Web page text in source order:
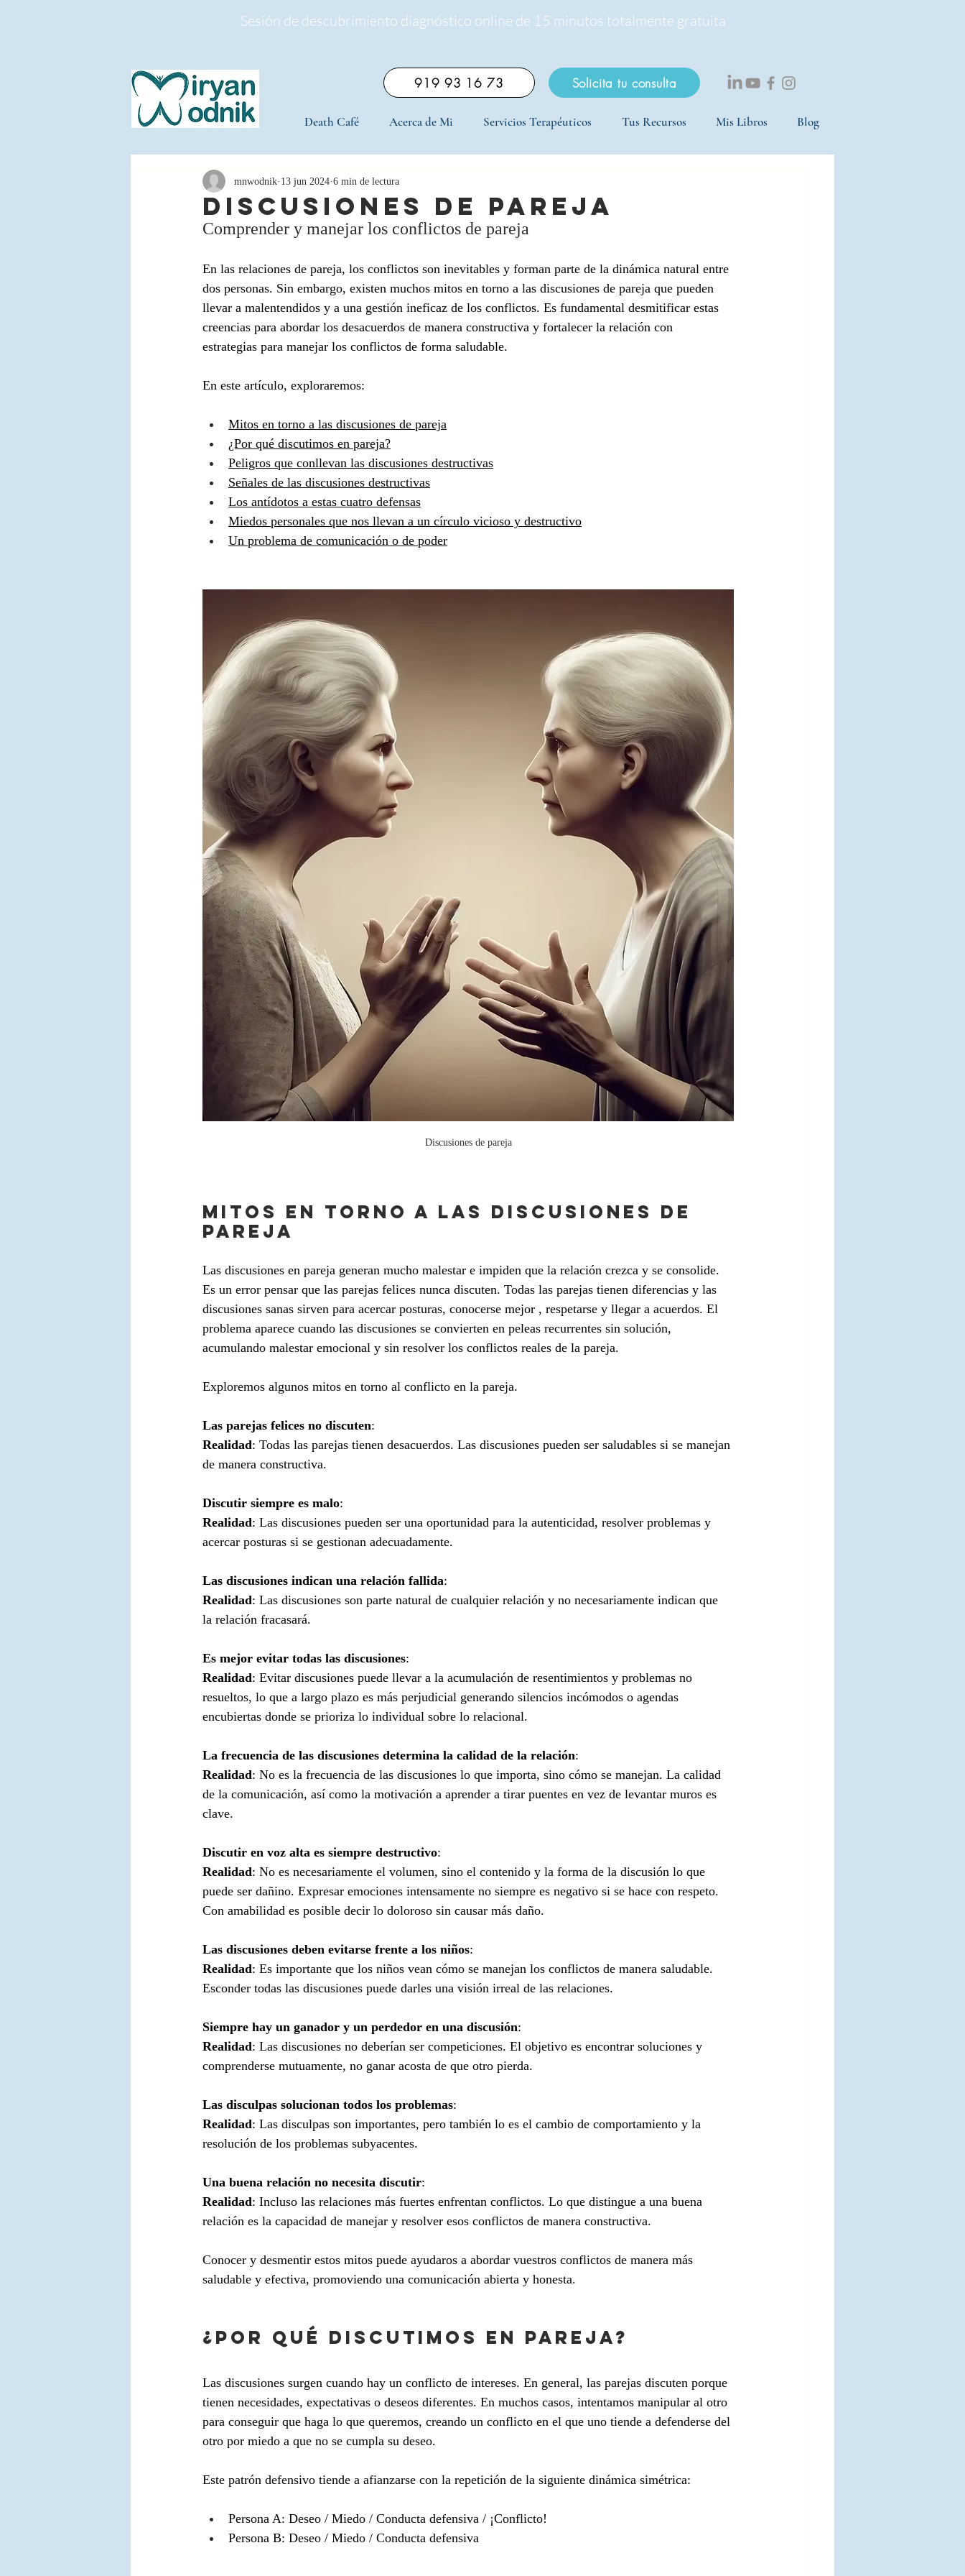
Sesión de descubrimiento diagnóstico online de 15 minutos totalmente gratuita
919 93 16 73 Solicita tu consulta
Death Café Acerca de Mi Servicios Terapéuticos Tus Recursos Mis Libros Blog
Discusiones de pareja
mnwodnik 13 jun 2024 6 min de lectura
Comprender y manejar los conflictos de pareja
En las relaciones de pareja, los conflictos son inevitables y forman parte de la dinámica natural entre
dos personas. Sin embargo, existen muchos mitos en torno a las discusiones de pareja que pueden
llevar a malentendidos y a una gestión ineficaz de los conflictos. Es fundamental desmitificar estas
creencias para abordar los desacuerdos de manera constructiva y fortalecer la relación con
estrategias para manejar los conflictos de forma saludable.
En este artículo, exploraremos:
Mitos en torno a las discusiones de pareja
¿Por qué discutimos en pareja?
Peligros que conllevan las discusiones destructivas
Señales de las discusiones destructivas
Los antídotos a estas cuatro defensas
Miedos personales que nos llevan a un círculo vicioso y destructivo
Un problema de comunicación o de poder
Discusiones de pareja
MITOS EN TORNO A LAS DISCUSIONES DE
PAREJA
Las discusiones en pareja generan mucho malestar e impiden que la relación crezca y se consolide.
Es un error pensar que las parejas felices nunca discuten. Todas las parejas tienen diferencias y las
discusiones sanas sirven para acercar posturas, conocerse mejor , respetarse y llegar a acuerdos. El
problema aparece cuando las discusiones se convierten en peleas recurrentes sin solución,
acumulando malestar emocional y sin resolver los conflictos reales de la pareja.
Exploremos algunos mitos en torno al conflicto en la pareja.
Las parejas felices no discuten:
Realidad: Todas las parejas tienen desacuerdos. Las discusiones pueden ser saludables si se manejan
de manera constructiva.
Discutir siempre es malo:
Realidad: Las discusiones pueden ser una oportunidad para la autenticidad, resolver problemas y
acercar posturas si se gestionan adecuadamente.
Las discusiones indican una relación fallida:
Realidad: Las discusiones son parte natural de cualquier relación y no necesariamente indican que
la relación fracasará.
Es mejor evitar todas las discusiones:
Realidad: Evitar discusiones puede llevar a la acumulación de resentimientos y problemas no
resueltos, lo que a largo plazo es más perjudicial generando silencios incómodos o agendas
encubiertas donde se prioriza lo individual sobre lo relacional.
La frecuencia de las discusiones determina la calidad de la relación:
Realidad: No es la frecuencia de las discusiones lo que importa, sino cómo se manejan. La calidad
de la comunicación, así como la motivación a aprender a tirar puentes en vez de levantar muros es
clave.
Discutir en voz alta es siempre destructivo:
Realidad: No es necesariamente el volumen, sino el contenido y la forma de la discusión lo que
puede ser dañino. Expresar emociones intensamente no siempre es negativo si se hace con respeto.
Con amabilidad es posible decir lo doloroso sin causar más daño.
Las discusiones deben evitarse frente a los niños:
Realidad: Es importante que los niños vean cómo se manejan los conflictos de manera saludable.
Esconder todas las discusiones puede darles una visión irreal de las relaciones.
Siempre hay un ganador y un perdedor en una discusión:
Realidad: Las discusiones no deberían ser competiciones. El objetivo es encontrar soluciones y
comprenderse mutuamente, no ganar acosta de que otro pierda.
Las disculpas solucionan todos los problemas:
Realidad: Las disculpas son importantes, pero también lo es el cambio de comportamiento y la
resolución de los problemas subyacentes.
Una buena relación no necesita discutir:
Realidad: Incluso las relaciones más fuertes enfrentan conflictos. Lo que distingue a una buena
relación es la capacidad de manejar y resolver esos conflictos de manera constructiva.
Conocer y desmentir estos mitos puede ayudaros a abordar vuestros conflictos de manera más
saludable y efectiva, promoviendo una comunicación abierta y honesta.
¿POR QUÉ DISCUTIMOS EN PAREJA?
Las discusiones surgen cuando hay un conflicto de intereses. En general, las parejas discuten porque
tienen necesidades, expectativas o deseos diferentes. En muchos casos, intentamos manipular al otro
para conseguir que haga lo que queremos, creando un conflicto en el que uno tiende a defenderse del
otro por miedo a que no se cumpla su deseo.
Este patrón defensivo tiende a afianzarse con la repetición de la siguiente dinámica simétrica:
Persona A: Deseo / Miedo / Conducta defensiva / ¡Conflicto!
Persona B: Deseo / Miedo / Conducta defensiva